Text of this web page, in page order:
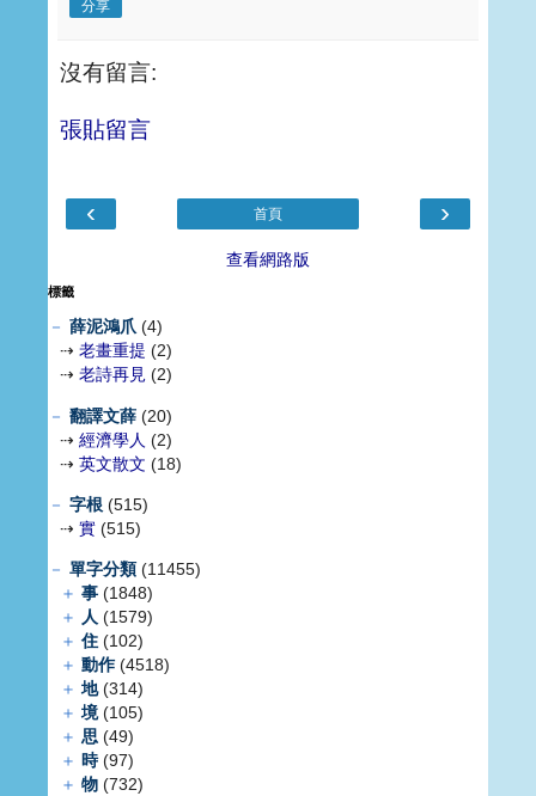
分享
沒有留言:
張貼留言
‹ ›
首頁
查看網路版
標籤
－ 薛泥鴻爪 (4)
⇢ 老畫重提 (2)
⇢ 老詩再見 (2)
－ 翻譯文薛 (20)
⇢ 經濟學人 (2)
⇢ 英文散文 (18)
－ 字根 (515)
⇢ 實 (515)
－ 單字分類(11455)
＋ 事 (1848)
＋ 人 (1579)
＋ 住 (102)
＋ 動作(4518)
＋ 地(314)
＋ 境(105)
＋ 思 (49)
＋ 時(97)
＋ 物 (732)